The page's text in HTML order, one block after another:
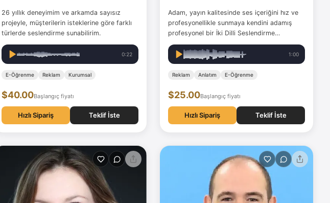
26 yıllık deneyimim ve arkamda sayısız
projeyle, müşterilerin isteklerine göre farklı
türlerde seslendirme sunabilirim.
0:22
E-Öğrenme Reklam Kurumsal
$40.00Başlangıç fiyatı
Hızlı Sipariş Teklif İste
Adam, yayın kalitesinde ses içeriğini hız ve
profesyonellikle sunmaya kendini adamış
profesyonel bir İki Dilli Seslendirme
Sanatçısıdır. Mikrofon karşısında 14 yıllık
deneyime sahip olan Adam, dünya çapındaki
müşterilere güvenilir, tanıdık ve samimi bir
ton sunmaktadır. Çok…
1:00
Reklam Anlatım E-Öğrenme
$25.00Başlangıç fiyatı
Hızlı Sipariş Teklif İste